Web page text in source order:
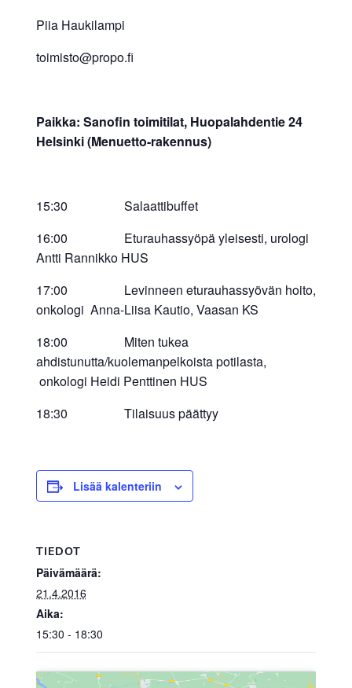
Piia Haukilampi
toimisto@propo.fi
Paikka: Sanofin toimitilat, Huopalahdentie 24
Helsinki (Menuetto-rakennus)
15:30 Salaattibuffet
16:00 Eturauhassyöpä yleisesti, urologi
Antti Rannikko HUS
17:00 Levinneen eturauhassyövän hoito,
onkologi Anna-Liisa Kautio, Vaasan KS
18:00 Miten tukea
ahdistunutta/kuolemanpelkoista potilasta,
onkologi Heidi Penttinen HUS
18:30 Tilaisuus päättyy
Lisää kalenteriin
TIEDOT
Päivämäärä:
21.4.2016
Aika:
15:30 - 18:30